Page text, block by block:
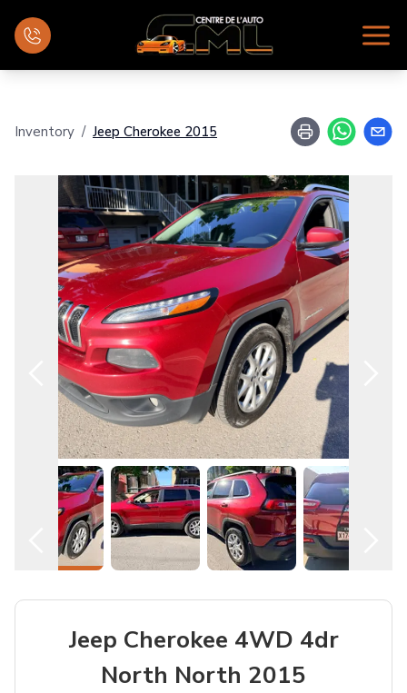
Financiamiento
Evaluar su vehículo
Mecánica
Contáctenos
Español Location
Inventory / Jeep Cherokee 2015
Jeep Cherokee 4WD 4dr
North North 2015